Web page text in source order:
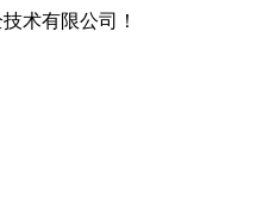
术有限公司！